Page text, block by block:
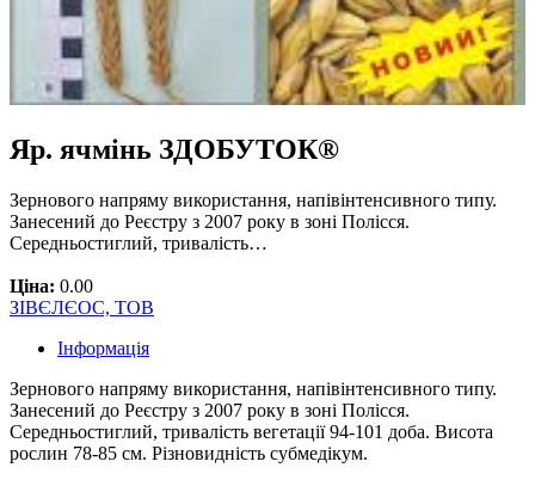
Яр. ячмінь ЗДОБУТОК®
Зернового напряму використання, напівінтенсивного типу.
Занесений до Реєстру з 2007 року в зоні Полісся.
Середньостиглий, тривалість…
Ціна: 0.00
ЗІВЄЛЄОС, ТОВ
Інформація
Зернового напряму використання, напівінтенсивного типу.
Занесений до Реєстру з 2007 року в зоні Полісся.
Середньостиглий, тривалість вегетації 94-101 доба. Висота
рослин 78-85 см. Різновидність субмедікум.